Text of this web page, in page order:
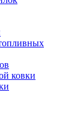
ковки